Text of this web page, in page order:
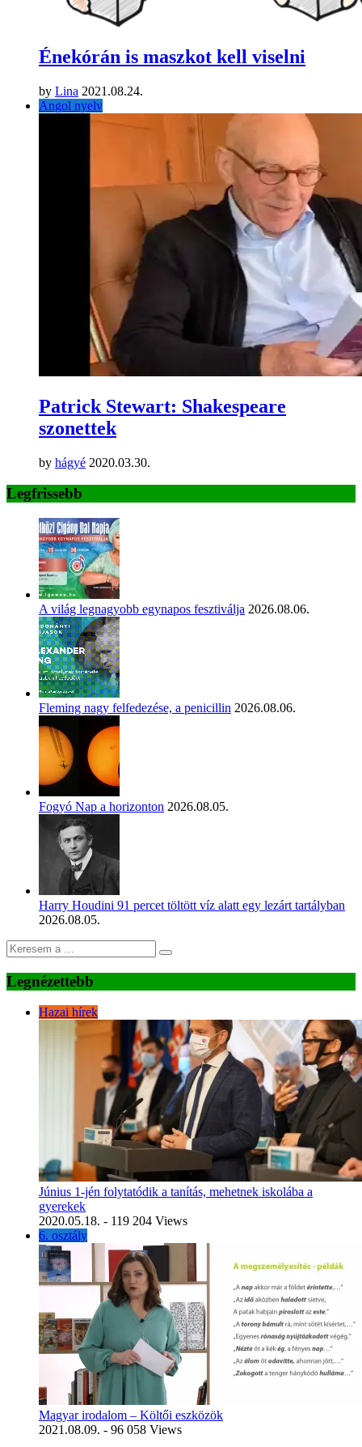
Énekórán is maszkot kell viselni
by Lina 2021.08.24.
Angol nyelv
Patrick Stewart: Shakespeare
szonettek
by hágyé 2020.03.30.
Legfrissebb
A világ legnagyobb egynapos fesztiválja 2026.08.06.
Fleming nagy felfedezése, a penicillin 2026.08.06.
Fogyó Nap a horizonton 2026.08.05.
Harry Houdini 91 percet töltött víz alatt egy lezárt tartályban
2026.08.05.
Legnézettebb
Hazai hírek
Június 1-jén folytatódik a tanítás, mehetnek iskolába a
gyerekek
2020.05.18. - 119 204 Views
6. osztály
Magyar irodalom – Költői eszközök
2021.08.09. - 96 058 Views